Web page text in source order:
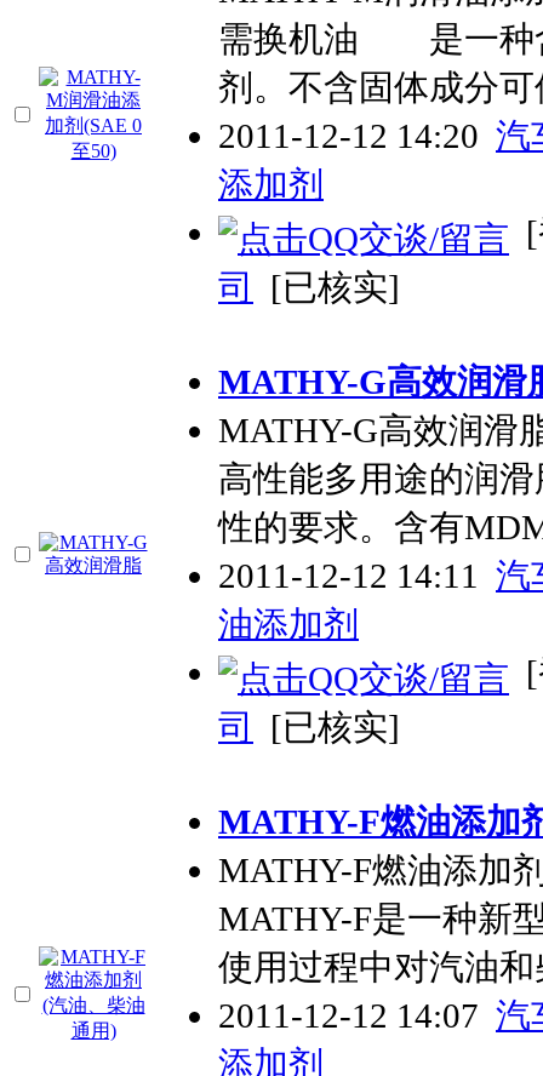
需换机油 是一种
剂。不含固体成分
2011-12-12 14:20 汽
添加剂
司
[已核实]
MATHY-G高效润滑
MATHY-G高效润
高性能多用途的润
性的要求。含有
2011-12-12 14:11 汽
油添加剂
司
[已核实]
MATHY-F燃油添加
MATHY-F燃油添
MATHY-F是一种新
使用过程中对汽油
2011-12-12 14:07 汽
添加剂